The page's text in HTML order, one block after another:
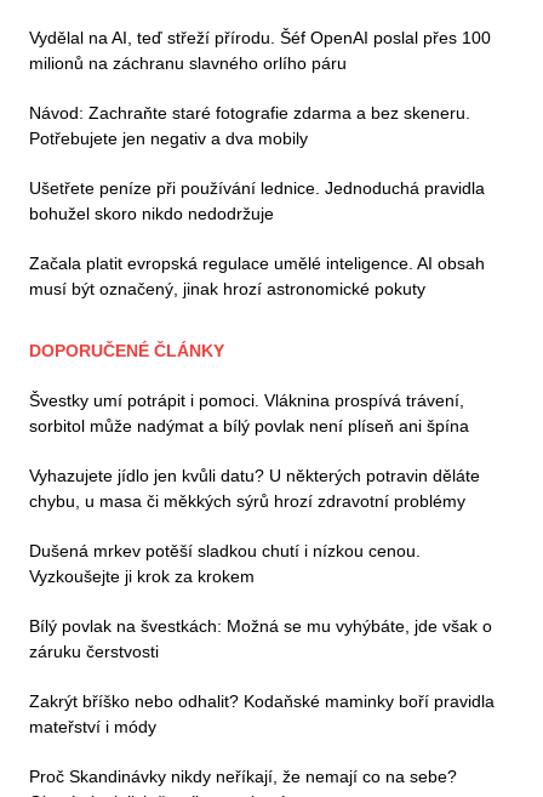
Vydělal na AI, teď střeží přírodu. Šéf OpenAI poslal přes 100
milionů na záchranu slavného orlího páru
Návod: Zachraňte staré fotografie zdarma a bez skeneru.
Potřebujete jen negativ a dva mobily
Ušetřete peníze při používání lednice. Jednoduchá pravidla
bohužel skoro nikdo nedodržuje
Začala platit evropská regulace umělé inteligence. AI obsah
musí být označený, jinak hrozí astronomické pokuty
DOPORUČENÉ ČLÁNKY
Švestky umí potrápit i pomoci. Vláknina prospívá trávení,
sorbitol může nadýmat a bílý povlak není plíseň ani špína
Vyhazujete jídlo jen kvůli datu? U některých potravin děláte
chybu, u masa či měkkých sýrů hrozí zdravotní problémy
Dušená mrkev potěší sladkou chutí i nízkou cenou.
Vyzkoušejte ji krok za krokem
Bílý povlak na švestkách: Možná se mu vyhýbáte, jde však o
záruku čerstvosti
Zakrýt bříško nebo odhalit? Kodaňské maminky boří pravidla
mateřství i módy
Proč Skandinávky nikdy neříkají, že nemají co na sebe?